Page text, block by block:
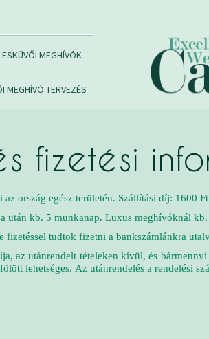
ESKÜVŐI MEGHÍVÓK
MEGHÍVÓ TERVEZÉS
fizetési
az ország egész területén. Szállítási díj: 1600
után kb. 5 munkanap. Luxus meghívóknál
fizetéssel tudtok fizetni a bankszámlánkra
az utánrendelt tételeken kívül, és
lehetséges. Az utánrendelés a rendelési